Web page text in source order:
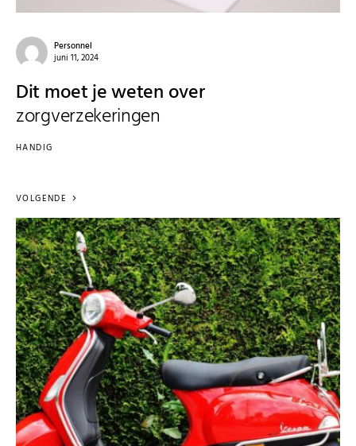
Personnel
juni 11, 2024
Dit moet je weten over
zorgverzekeringen
HANDIG
VOLGENDE